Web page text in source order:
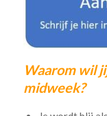
Waarom wil
midweek?